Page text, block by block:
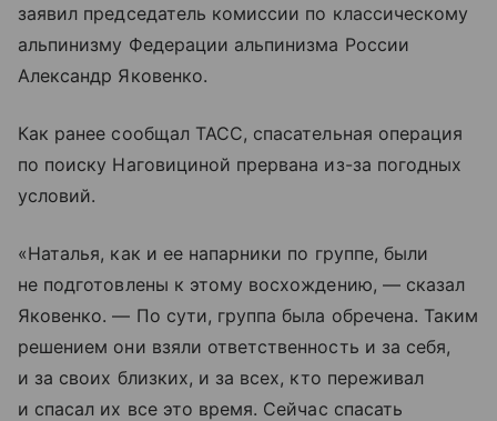
заявил председатель комиссии по классическому
альпинизму Федерации альпинизма России
Александр Яковенко.
Как ранее сообщал ТАСС, спасательная операция
по поиску Наговициной прервана из-за погодных
условий.
«Наталья, как и ее напарники по группе, были
не подготовлены к этому восхождению, — сказал
Яковенко. — По сути, группа была обречена. Таким
решением они взяли ответственность и за себя,
и за своих близких, и за всех, кто переживал
и спасал их все это время. Сейчас спасать